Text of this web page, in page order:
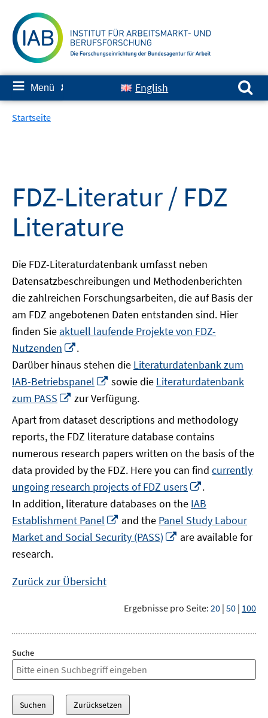
zum
Inhalt
≡ Menü ✘ English
Suchen nach:
Startseite
FDZ-Literatur / FDZ
Literature
Die FDZ-Literaturdatenbank umfasst neben
Datensatzbeschreibungen und Methodenberichten
die zahlreichen Forschungsarbeiten, die auf Basis der
am FDZ angebotenen Daten entstanden sind. Hier
finden Sie aktuell laufende Projekte von FDZ-
Nutzenden
neuem
Fenster
öffnen
.
Darüber hinaus stehen die Literaturdatenbank zum
IAB-Betriebspanel
In
neuem
Fenster
öffnen
sowie die Literaturdatenbank
zum PASS
In
Fenster
öffnen
zur Verfügung.
Apart from dataset descriptions and methodology
reports, the FDZ literature database contains
numerous research papers written on the basis of the
data provided by the FDZ. Here you can find currently
ungoing research projects of FDZ users
neuem
Fenster
öffnen
.
In addition, literature databases on the IAB
Establishment Panel
In
neuem
Fenster
and the Panel Study Labour
Market and Social Security (PASS)
In
are available for
research.
Zurück zur Übersicht
Ergebnisse pro Seite: 20 | 50 | 100
Suche